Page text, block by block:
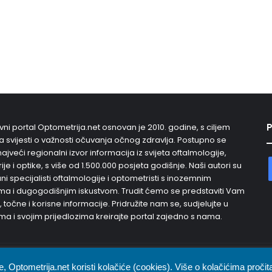
portal Optometrija.net osnovan je 2010. godine, s ciljem
svijesti o važnosti očuvanja očnog zdravlja. Postupno se
regionalni izvor informacija iz svijeta oftalmologije,
i optike, s više od 1.500.000 posjeta godišnje. Naši autori su
specijalisti oftalmologije i optometristi s inozemnim
i dugogodišnjim iskustvom. Trudit ćemo se predstaviti Vam
točne i korisne informacije. Pridružite nam se, sudjelujte u
i svojim prijedlozima kreirajte portal zajedno s nama.
Optometrija.net koristi kolačiće (cookies). Više o kolačićima